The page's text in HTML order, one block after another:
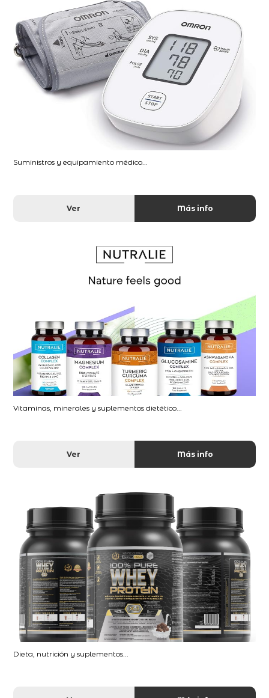
Suministros y equipamiento médico...
Ver Más info
Vitaminas, minerales y suplementos dietético...
Ver Más info
Dieta, nutrición y suplementos...